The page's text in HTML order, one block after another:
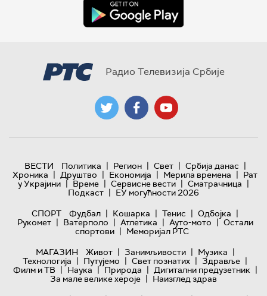
Радио Телевизија Србије
ВЕСТИ Политика | Регион | Свет | Србија данас |
Хроника | Друштво | Економија | Мерила времена | Рат
у Украјини | Време | Сервисне вести | Сматрачница |
Подкаст | ЕУ могућности 2026
СПОРТ
Фудбал | Кошарка | Тенис | Одбојка |
Рукомет | Ватерполо | Атлетика | Ауто-мото | Остали
спортови | Меморијал РТС
МАГАЗИН
Живот | Занимљивости | Музика |
Технологијa | Путујемо | Свет познатих | Здравље |
Филм и ТВ | Наука | Природа | Дигитални предузетник |
За мале велике хероје | Наизглед здрав